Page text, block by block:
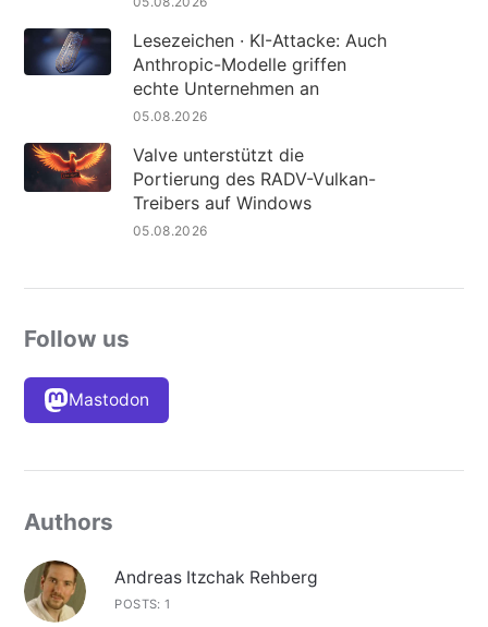
Lesezeichen · KI-Attacke: Auch
Anthropic-Modelle griffen
echte Unternehmen an
05.08.2026
Valve unterstützt die
Portierung des RADV-Vulkan-
Treibers auf Windows
05.08.2026
Follow us
Mastodon
Authors
Andreas Itzchak Rehberg
POSTS: 1